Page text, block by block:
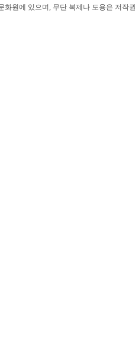
화원에 있으며, 무단 복제나 도용은 저